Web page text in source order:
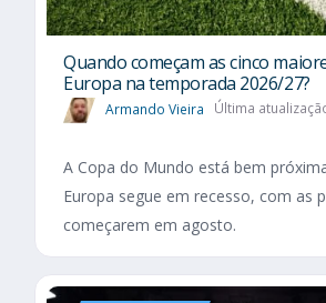
Quando começam as cinco
Europa na temporada 2026/27?
Armando Vieira Última
A Copa do Mundo está bem
Europa segue em recesso, com as
começarem em agosto.